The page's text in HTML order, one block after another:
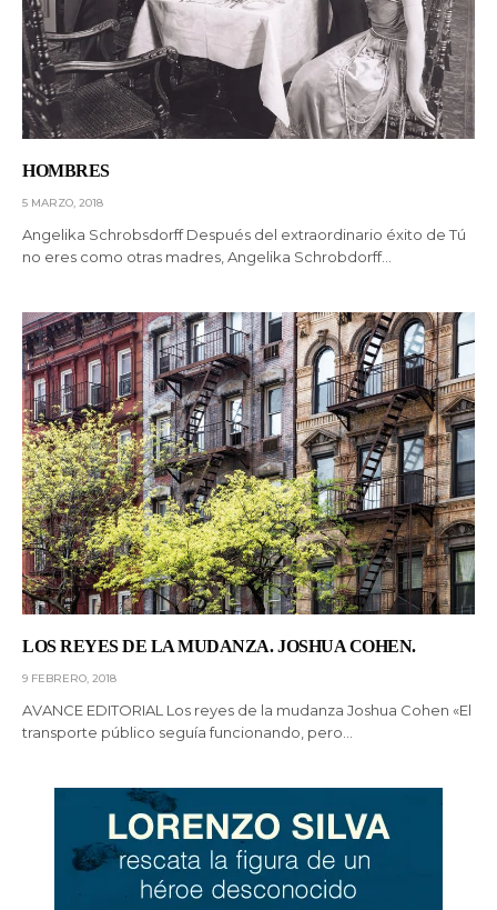
HOMBRES
5 MARZO, 2018
Angelika Schrobsdorff Después del extraordinario éxito de Tú
no eres como otras madres, Angelika Schrobdorff…
LOS REYES DE LA MUDANZA. JOSHUA COHEN.
9 FEBRERO, 2018
AVANCE EDITORIAL Los reyes de la mudanza Joshua Cohen «El
transporte público seguía funcionando, pero…